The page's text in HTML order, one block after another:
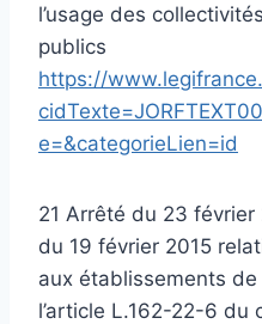
l’usage des
publics
https://
e=&categorieLien=id
21 Arrêté du 23 février
du 19 février 2015
aux établissements
l’article L.162-22-6 du